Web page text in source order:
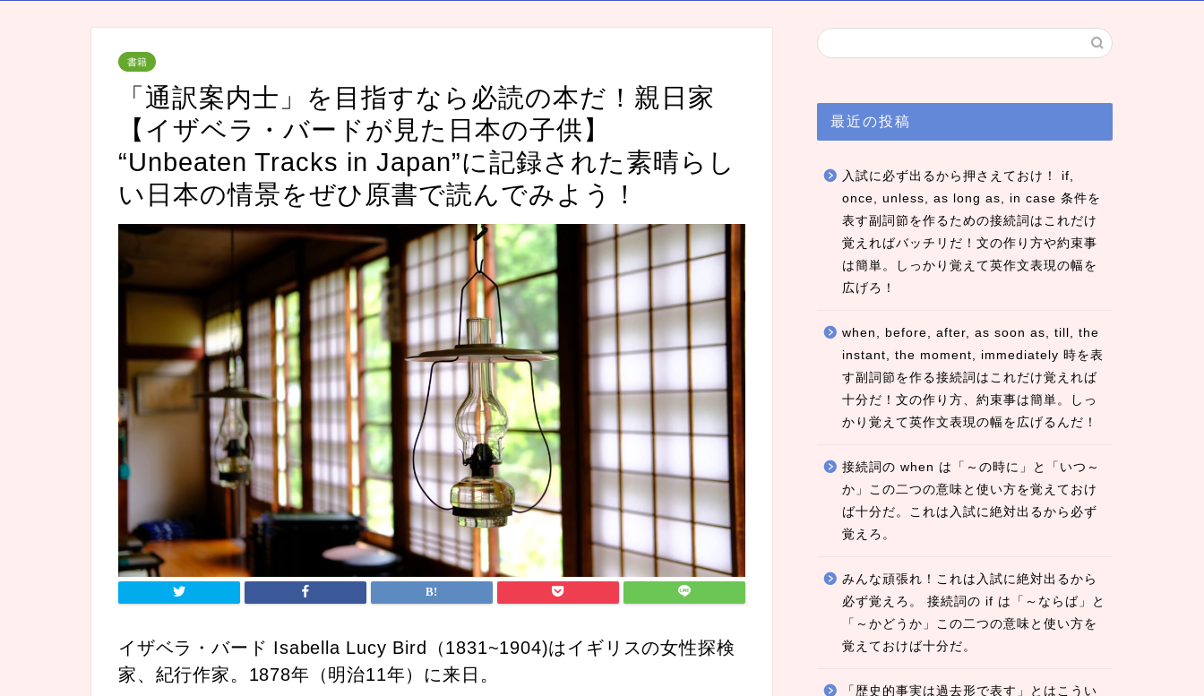
書籍
「通訳案内士」を目指すなら必読の本だ！親日家
【イザベラ・バードが見た日本の子供】
“Unbeaten Tracks in Japan”に記録された素晴らし
い日本の情景をぜひ原書で読んでみよう！
イザベラ・バード Isabella Lucy Bird（1831~1904)はイギリスの女性探検
家、紀行作家。1878年（明治11年）に来日。
最近の投稿
入試に必ず出るから押さえておけ！ if,
once, unless, as long as, in case 条件を
表す副詞節を作るための接続詞はこれだけ
覚えればバッチリだ！文の作り方や約束事
は簡単。しっかり覚えて英作文表現の幅を
広げろ！
when, before, after, as soon as, till, the
instant, the moment, immediately 時を表
す副詞節を作る接続詞はこれだけ覚えれば
十分だ！文の作り方、約束事は簡単。しっ
かり覚えて英作文表現の幅を広げるんだ！
接続詞の when は「～の時に」と「いつ～
か」この二つの意味と使い方を覚えておけ
ば十分だ。これは入試に絶対出るから必ず
覚えろ。
みんな頑張れ！これは入試に絶対出るから
必ず覚えろ。 接続詞の if は「～ならば」と
「～かどうか」この二つの意味と使い方を
覚えておけば十分だ。
「歴史的事実は過去形で表す」とはこうい